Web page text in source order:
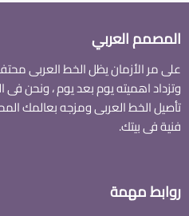
المصمم العربي
على مر الأزمان يظل الخط العربى
وتزداد اهميته يوم بعد يوم ، ونحن
تأصيل الخط العربى ومزجه بعالمك
فنية فى بيتك.
روابط مهمة